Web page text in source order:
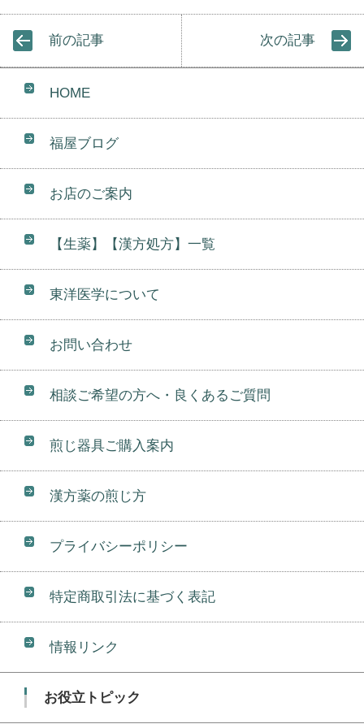
前の記事 次の記事
HOME
福屋ブログ
お店のご案内
【生薬】【漢方処方】一覧
東洋医学について
お問い合わせ
相談ご希望の方へ・良くあるご質問
煎じ器具ご購入案内
漢方薬の煎じ方
プライバシーポリシー
特定商取引法に基づく表記
情報リンク
お役立トピック